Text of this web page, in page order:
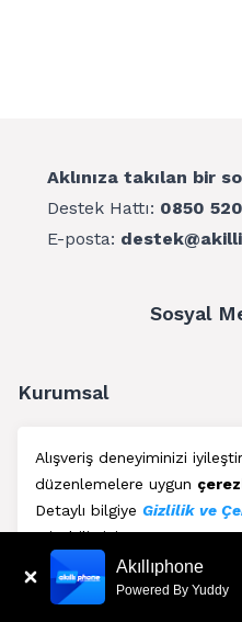
Alışveriş deneyiminizi
düzenlemelere uygun
Detaylı bilgiye Gizlilik ve
erişebilirsiniz.
Aklınıza takılan bir
Destek Hattı: 0850
E-posta:
Sosyal
Kurumsal
Müşteri Hizmetleri
Üyelik
Blog Akıllıphone
Powered By Yuddy